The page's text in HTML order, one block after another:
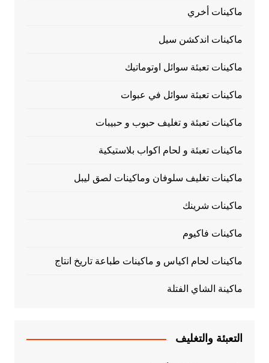
ماكينات أخري
ماكينات اندكشن سيل
ماكينات تعبئة سوائل اوتوماتيك
ماكينات تعبئة سوائل في عبوات
ماكينات تعبئة و تغليف حبوب و حبيبات
ماكينات تعبئة و لحام اكواب بلاستيكية
ماكينات تغليف سلوفان وماكينات لصق ليبل
ماكينات شرينك
ماكينات فاكيوم
ماكينات لحام اكياس و ماكينات طباعة تاريخ انتاج
ماكينة الشاي الفتلة
التعبئة والتغليف